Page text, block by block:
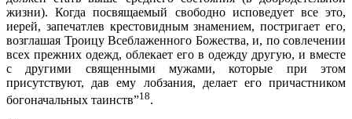
жизни). Когда посвящаемый свободно исповедует все это,
иерей, запечатлев крестовидным знамением, постригает его,
возглашая Троицу Всеблаженного Божества, и, по совлечении
всех прежних одежд, облекает его в одежду другую, и вместе
с другими священными мужами, которые при этом
присутствуют, дав ему лобзания, делает его причастником
богоначальных таинств”18.